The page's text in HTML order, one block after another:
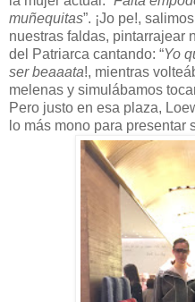
muñequitas”. ¡Jo pe!,
nuestras faldas, pintarrajear
del Patriarca cantando: “Yo
ser beaaata!, mientras
melenas y simulábamos
Pero justo en esa plaza,
lo más mono para presentar